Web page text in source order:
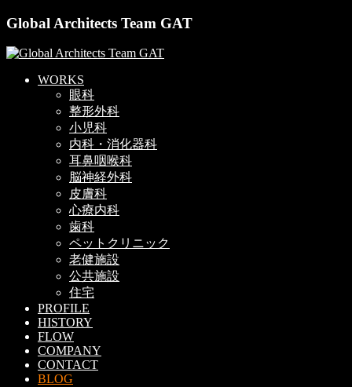
Global Architects Team GAT
WORKS
眼科
整形外科
小児科
内科・消化器科
耳鼻咽喉科
脳神経外科
皮膚科
心療内科
歯科
ペットクリニック
老健施設
公共施設
住宅
PROFILE
HISTORY
FLOW
COMPANY
CONTACT
BLOG